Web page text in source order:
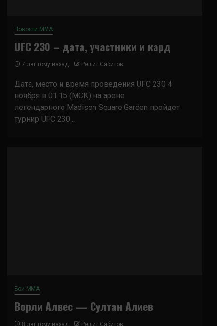
Новости ММА
UFC 230 – дата, участники и кард
7 лет тому назад Решит Сабитов
Дата, место и время проведения UFC 230 4
ноября в 01:15 (МСК) на арене
легендарного Madison Square Garden пройдет
турнир UFC 230...
Бои ММА
Ворли Алвес — Султан Алиев
8 лет тому назад Решит Сабитов